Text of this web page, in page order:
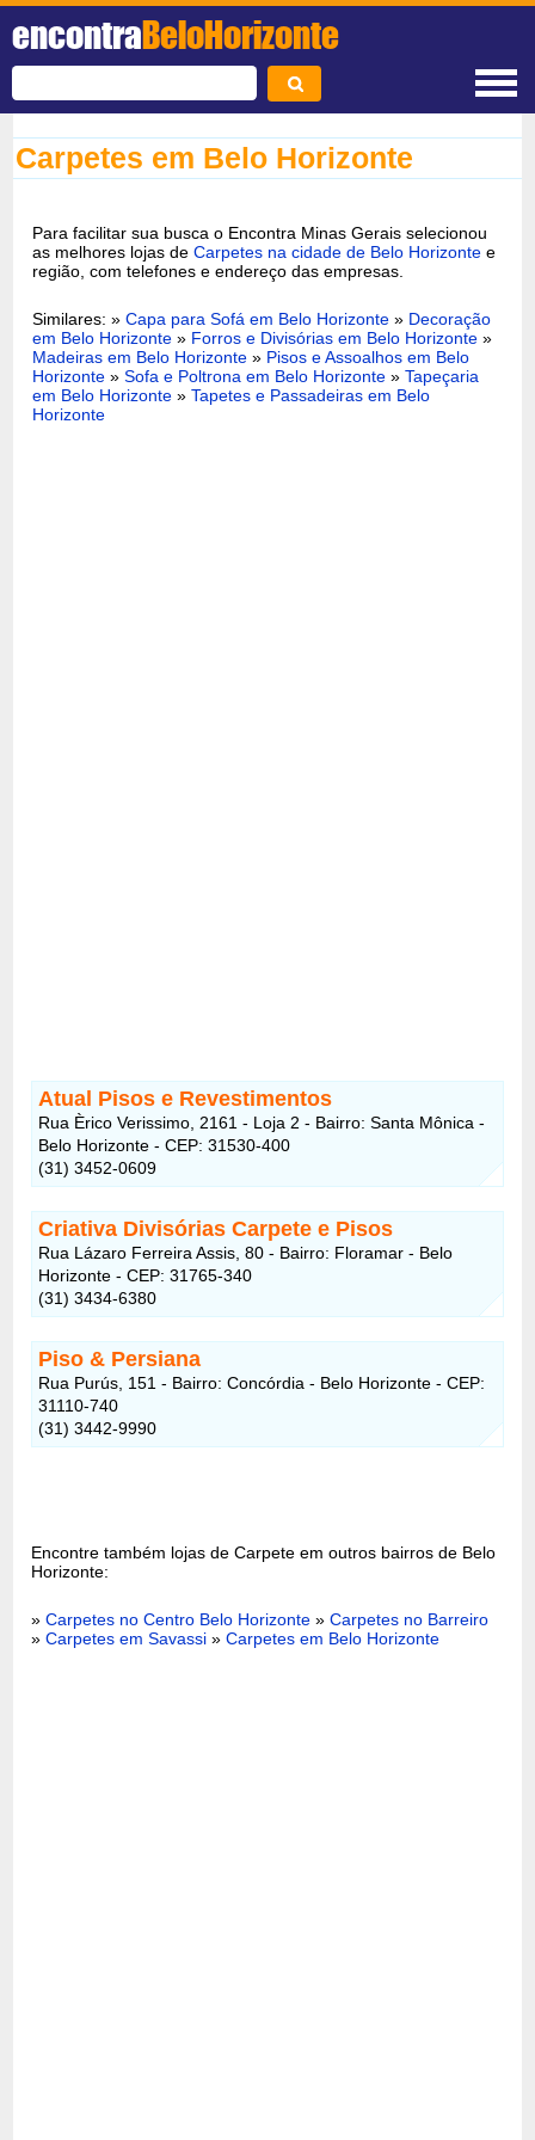
encontraBeloHorizonte
Carpetes em Belo Horizonte
Para facilitar sua busca o Encontra Minas Gerais selecionou
as melhores lojas deCarpetes na cidade de Belo Horizonte e
região, com telefones e endereço das empresas.
Similares: »Capa para Sofá em Belo Horizonte » Decoração
em Belo Horizonte » Forros e Divisórias em Belo Horizonte »
Madeiras em Belo Horizonte » Pisos e Assoalhos em Belo
Horizonte »Sofa e Poltrona em Belo Horizonte »Tapeçaria
em Belo Horizonte »Tapetes e Passadeiras em Belo
Horizonte
Atual Pisos e Revestimentos
Rua Èrico Verissimo, 2161 - Loja 2 - Bairro: Santa Mônica -
Belo Horizonte - CEP: 31530-400
(31) 3452-0609
Criativa Divisórias Carpete e Pisos
Rua Lázaro Ferreira Assis, 80 - Bairro: Floramar - Belo
Horizonte - CEP: 31765-340
(31) 3434-6380
Piso & Persiana
Rua Purús, 151 - Bairro: Concórdia - Belo Horizonte - CEP:
31110-740
(31) 3442-9990
Encontre também lojas de Carpete em outros bairros de Belo
Horizonte:
»Carpetes no Centro Belo Horizonte »Carpetes no Barreiro
»Carpetes em Savassi »Carpetes em Belo Horizonte